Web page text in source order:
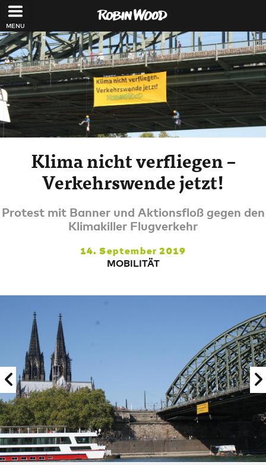
Direkt zum Inhalt
Klima nicht verfliegen –
Verkehrswende jetzt!
Protest mit Banner und Aktionsfloß gegen den
Klimakiller Flugverkehr
14. September 2019
MOBILITÄT